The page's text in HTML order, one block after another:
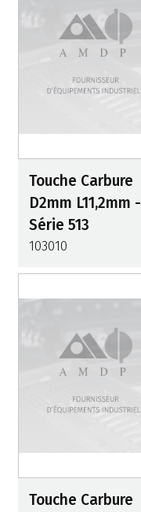
Touche Carbure
D2mm L11,2mm -
Série 513
103010
Touche Carbure